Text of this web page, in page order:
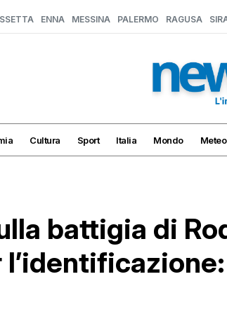
ENNA MESSINA PALERMO RAGUSA
Cultura Sport Italia Mondo Meteo
battigia di